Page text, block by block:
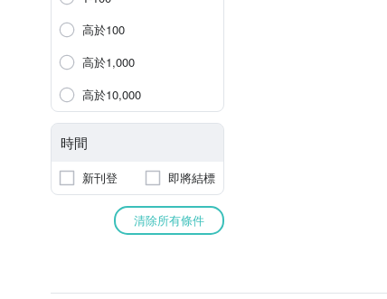
高於100
高於1,000
高於10,000
時間
新刊登 即將結標
清除所有條件